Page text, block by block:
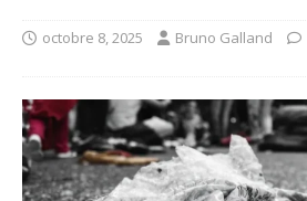
octobre 8, 2025 Bruno Galland